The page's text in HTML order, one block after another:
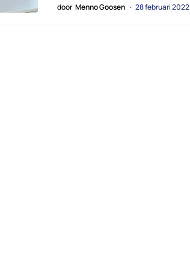
door Menno Goosen 28 februari 2022